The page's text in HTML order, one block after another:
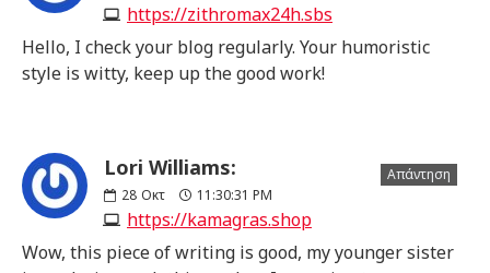
https://zithromax24h.sbs
Hello, I check your blog regularly. Your humoristic
style is witty, keep up the good work!
Lori Williams:
28 Οκτ 11:30:31 PM
https://kamagras.shop
Απάντηση
Wow, this piece of writing is good, my younger sister